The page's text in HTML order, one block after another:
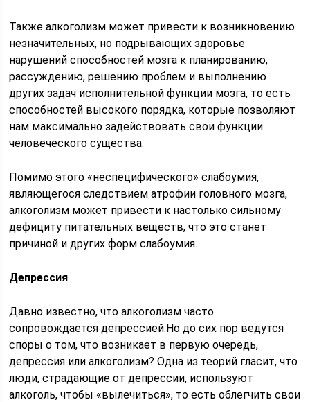
Также алкоголизм может привести к возникновению
незначительных, но подрывающих здоровье
нарушений способностей мозга к планированию,
рассуждению, решению проблем и выполнению
других задач исполнительной функции мозга, то есть
способностей высокого порядка, которые позволяют
нам максимально задействовать свои функции
человеческого существа.
Помимо этого «неспецифического» слабоумия,
являющегося следствием атрофии головного мозга,
алкоголизм может привести к настолько сильному
дефициту питательных веществ, что это станет
причиной и других форм слабоумия.
Депрессия
Давно известно, что алкоголизм часто
сопровождается депрессией.Но до сих пор ведутся
споры о том, что возникает в первую очередь,
депрессия или алкоголизм? Одна из теорий гласит, что
люди, страдающие от депрессии, используют
алкоголь, чтобы «вылечиться», то есть облегчить свои